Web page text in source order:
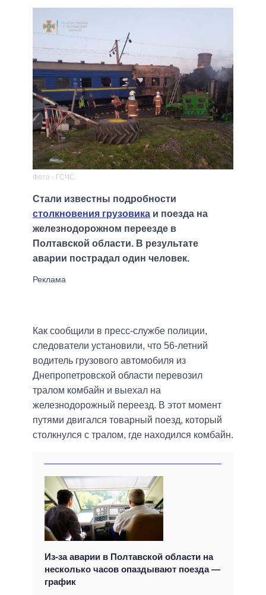
Фото - ГСЧС.
Стали известны подробности
столкновения грузовика и поезда на
железнодорожном переезде в
Полтавской области. В результате
аварии пострадал один человек.
Как сообщили в пресс-службе полиции,
следователи установили, что 56-летний
водитель грузового автомобиля из
Днепропетровской области перевозил
тралом комбайн и выехал на
железнодорожный переезд. В этот момент
путями двигался товарный поезд, который
столкнулся с тралом, где находился комбайн.
Из-за аварии в Полтавской области на
несколько часов опаздывают поезда —
график